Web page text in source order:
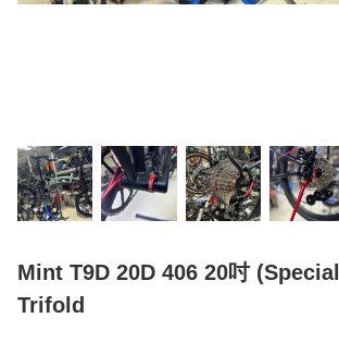
Mint T9D 20D 406 20吋
Trifold